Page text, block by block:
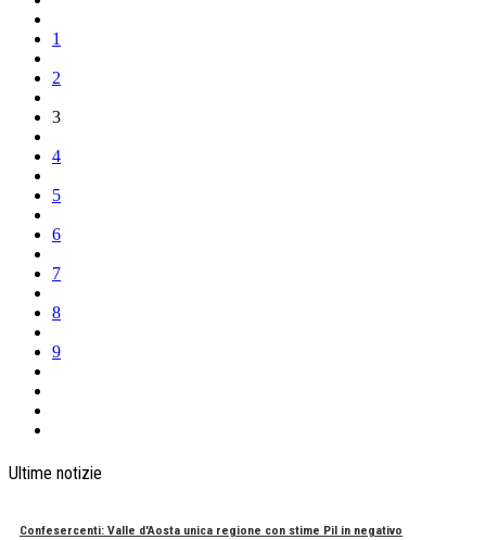
1
2
3
4
5
6
7
8
9
Ultime notizie
Confesercenti: Valle d'Aosta unica regione con stime Pil in negativo